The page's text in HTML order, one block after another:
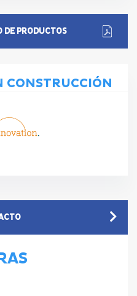
DE PRODUCTOS